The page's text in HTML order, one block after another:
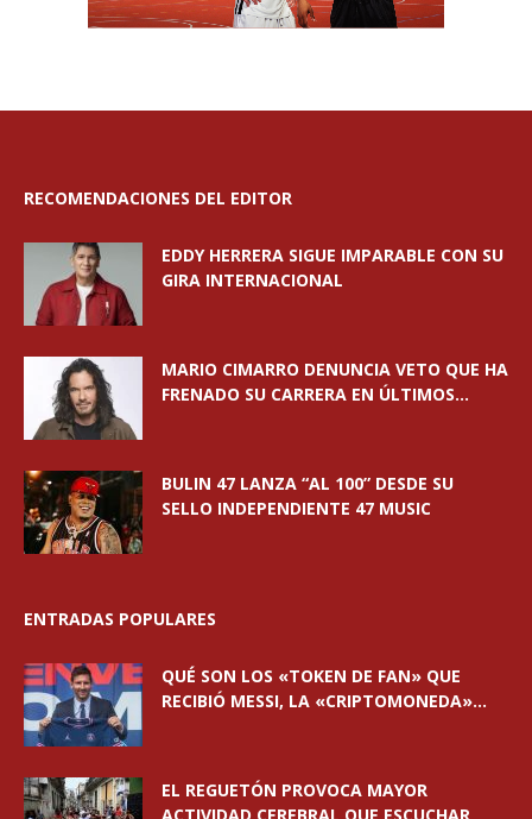
RECOMENDACIONES DEL EDITOR
EDDY HERRERA SIGUE IMPARABLE CON SU
GIRA INTERNACIONAL
MARIO CIMARRO DENUNCIA VETO QUE HA
FRENADO SU CARRERA EN ÚLTIMOS...
BULIN 47 LANZA “AL 100” DESDE SU
SELLO INDEPENDIENTE 47 MUSIC
ENTRADAS POPULARES
QUÉ SON LOS «TOKEN DE FAN» QUE
RECIBIÓ MESSI, LA «CRIPTOMONEDA»...
EL REGUETÓN PROVOCA MAYOR